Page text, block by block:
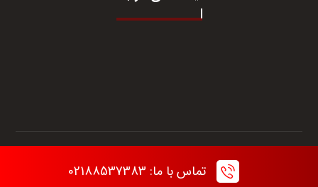
استفاده از مطالب سایت تنها با ذکر منبع مجاز است.
تماس با ما: 02188537383